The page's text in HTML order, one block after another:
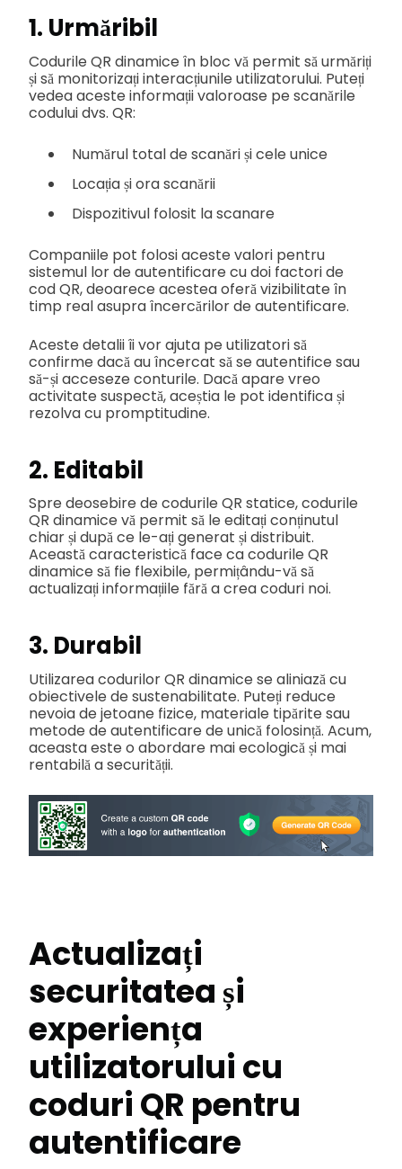
1. Urmăribil
Codurile QR dinamice în bloc vă permit să urmăriți
și să monitorizați interacțiunile utilizatorului. Puteți
vedea aceste informații valoroase pe scanările
codului dvs. QR:
Numărul total de scanări și cele unice
Locația și ora scanării
Dispozitivul folosit la scanare
Companiile pot folosi aceste valori pentru
sistemul lor de autentificare cu doi factori de
cod QR, deoarece acestea oferă vizibilitate în
timp real asupra încercărilor de autentificare.
Aceste detalii îi vor ajuta pe utilizatori să
confirme dacă au încercat să se autentifice sau
să-și acceseze conturile. Dacă apare vreo
activitate suspectă, aceștia le pot identifica și
rezolva cu promptitudine.
2. Editabil
Spre deosebire de codurile QR statice, codurile
QR dinamice vă permit să le editați conținutul
chiar și după ce le-ați generat și distribuit.
Această caracteristică face ca codurile QR
dinamice să fie flexibile, permițându-vă să
actualizați informațiile fără a crea coduri noi.
3. Durabil
Utilizarea codurilor QR dinamice se aliniază cu
obiectivele de sustenabilitate. Puteți reduce
nevoia de jetoane fizice, materiale tipărite sau
metode de autentificare de unică folosință. Acum,
aceasta este o abordare mai ecologică și mai
rentabilă a securității.
Actualizați
securitatea și
experiența
utilizatorului cu
coduri QR pentru
autentificare